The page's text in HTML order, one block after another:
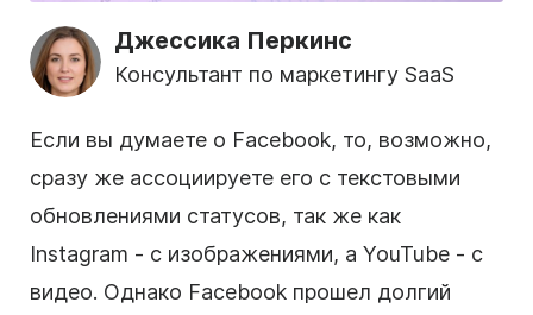
Джессика Перкинс
Консультант по маркетингу SaaS
Если вы думаете о Facebook, то, возможно,
сразу же ассоциируете его с текстовыми
обновлениями статусов, так же как
Instagram - с изображениями, а YouTube - с
видео. Однако Facebook прошел долгий